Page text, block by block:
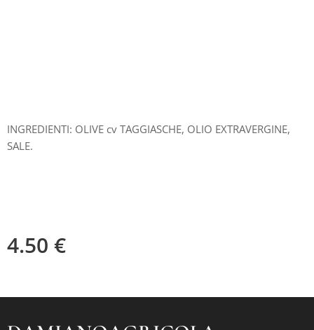
INGREDIENTI: OLIVE cv TAGGIASCHE, OLIO EXTRAVERGINE,
SALE.
4.50 €